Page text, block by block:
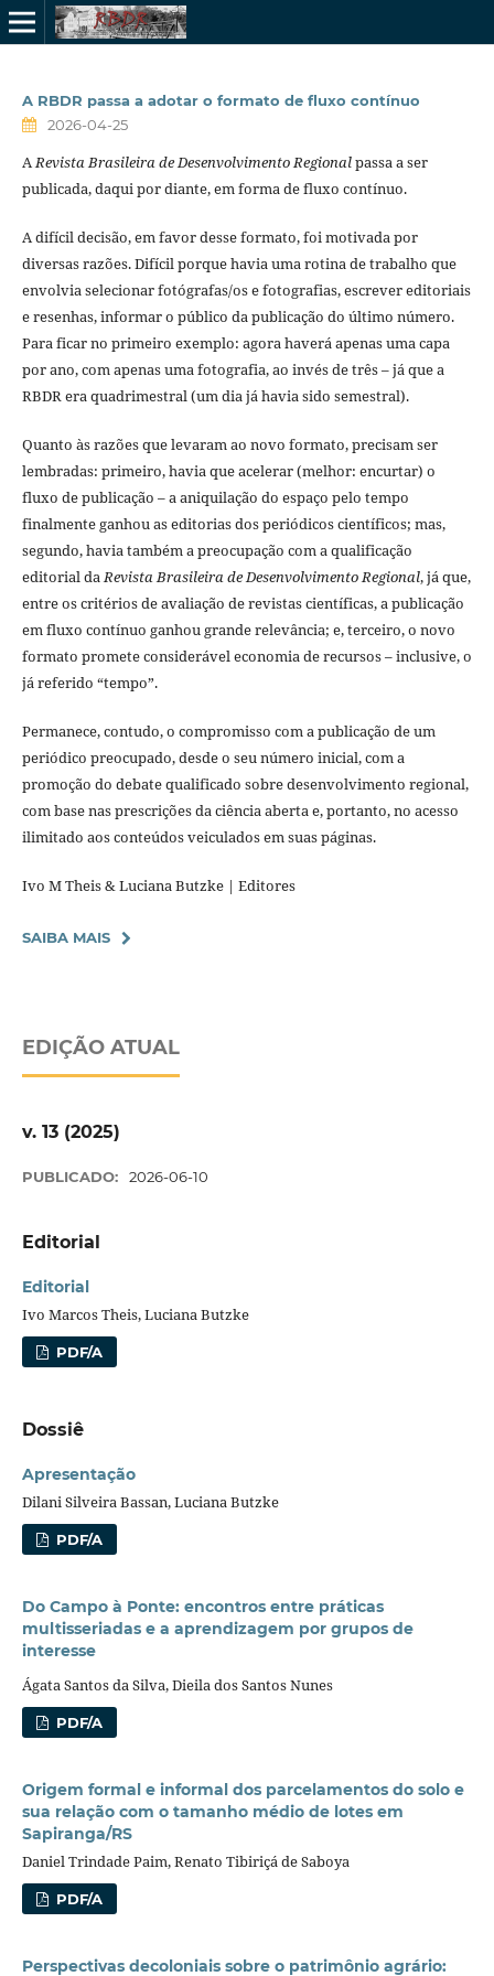
A RBDR passa a adotar o formato de fluxo contínuo
2026-04-25
ARevista Brasileira de Desenvolvimento Regionalpassa a ser
publicada, daqui por diante, em forma de fluxo contínuo.
A difícil decisão, em favor desse formato, foi motivada por
diversas razões. Difícil porque havia uma rotina de trabalho que
envolvia selecionar fotógrafas/os e fotografias, escrever editoriais
e resenhas, informar o público da publicação do último número.
Para ficar no primeiro exemplo: agora haverá apenas uma capa
por ano, com apenas uma fotografia, ao invés de três – já que a
RBDR era quadrimestral (um dia já havia sido semestral).
Quanto às razões que levaram ao novo formato, precisam ser
lembradas: primeiro, havia que acelerar (melhor: encurtar) o
fluxo de publicação – a aniquilação do espaço pelo tempo
finalmente ganhou as editorias dos periódicos científicos; mas,
segundo, havia também a preocupação com a qualificação
editorial daRevista Brasileira de Desenvolvimento Regional, já que,
entre os critérios de avaliação de revistas científicas, a publicação
em fluxo contínuo ganhou grande relevância; e, terceiro, o novo
formato promete considerável economia de recursos – inclusive, o
já referido “tempo”.
Permanece, contudo, o compromisso com a publicação de um
periódico preocupado, desde o seu número inicial, com a
promoção do debate qualificado sobre desenvolvimento regional,
com base nas prescrições da ciência aberta e, portanto, no acesso
ilimitado aos conteúdos veiculados em suas páginas.
Ivo M Theis & Luciana Butzke | Editores
SAIBA MAIS
EDIÇÃO ATUAL
v. 13 (2025)
PUBLICADO: 2026-06-10
Editorial
Editorial
Ivo Marcos Theis, Luciana Butzke
PDF/A
Dossiê
Apresentação
Dilani Silveira Bassan, Luciana Butzke
PDF/A
Do Campo à Ponte: encontros entre práticas
multisseriadas e a aprendizagem por grupos de
interesse
Ágata Santos da Silva, Dieila dos Santos Nunes
PDF/A
Origem formal e informal dos parcelamentos do solo e
sua relação com o tamanho médio de lotes em
Sapiranga/RS
Daniel Trindade Paim, Renato Tibiriçá de Saboya
PDF/A
Perspectivas decoloniais sobre o patrimônio agrário: